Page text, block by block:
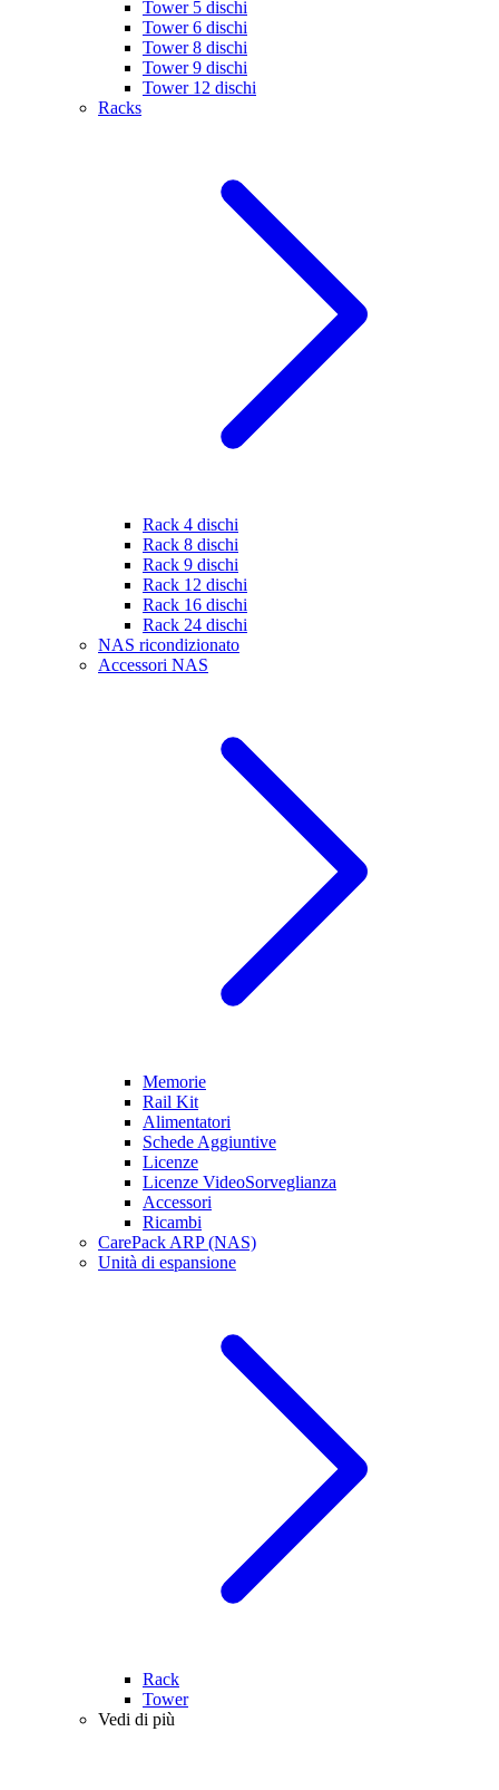
Tower 5 dischi
Tower 6 dischi
Tower 8 dischi
Tower 9 dischi
Tower 12 dischi
Racks
Rack 4 dischi
Rack 8 dischi
Rack 9 dischi
Rack 12 dischi
Rack 16 dischi
Rack 24 dischi
NAS ricondizionato
Accessori NAS
Memorie
Rail Kit
Alimentatori
Schede Aggiuntive
Licenze
Licenze VideoSorveglianza
Accessori
Ricambi
CarePack ARP (NAS)
Unità di espansione
Rack
Tower
Vedi di più